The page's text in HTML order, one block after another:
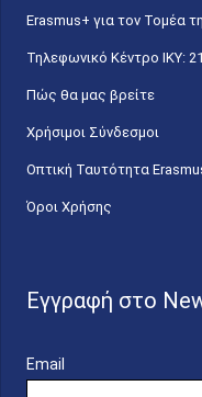
Erasmus+ για τον Τομέα
Τηλεφωνικό Κέντρο IKY:
Πώς θα μας βρείτε
Χρήσιμοι Σύνδεσμοι
Οπτική Ταυτότητα
Όροι Χρήσης
Εγγραφή στο
Email